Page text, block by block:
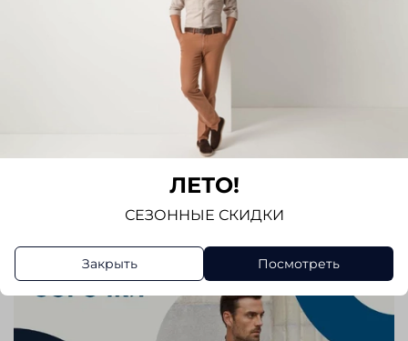
вышит фирменный логотип «черная роза».
Регулируемый манжет. Прекрасно сочетается с
джинсами и пиджаками свободного стиля.
Отзывов еще никто не оставлял
ЛЕТО!
СЕЗОННЫЕ СКИДКИ
Закрыть Посмотреть